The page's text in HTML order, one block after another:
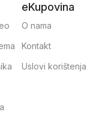
eKupovina
O nama
Kontakt
Uslovi korištenja